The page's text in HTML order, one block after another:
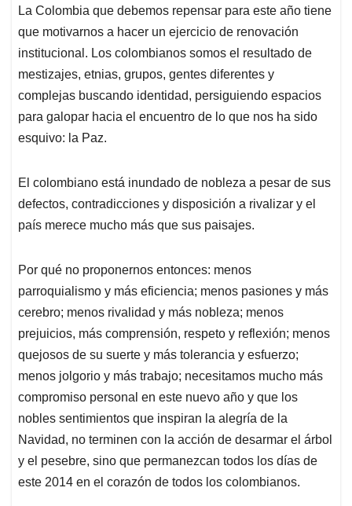
La Colombia que debemos repensar para este año tiene
que motivarnos a hacer un ejercicio de renovación
institucional. Los colombianos somos el resultado de
mestizajes, etnias, grupos, gentes diferentes y
complejas buscando identidad, persiguiendo espacios
para galopar hacia el encuentro de lo que nos ha sido
esquivo: la Paz.
El colombiano está inundado de nobleza a pesar de sus
defectos, contradicciones y disposición a rivalizar y el
país merece mucho más que sus paisajes.
Por qué no proponernos entonces: menos
parroquialismo y más eficiencia; menos pasiones y más
cerebro; menos rivalidad y más nobleza; menos
prejuicios, más comprensión, respeto y reflexión; menos
quejosos de su suerte y más tolerancia y esfuerzo;
menos jolgorio y más trabajo; necesitamos mucho más
compromiso personal en este nuevo año y que los
nobles sentimientos que inspiran la alegría de la
Navidad, no terminen con la acción de desarmar el árbol
y el pesebre, sino que permanezcan todos los días de
este 2014 en el corazón de todos los colombianos.